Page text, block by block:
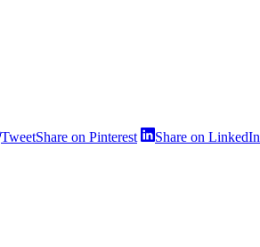
TweetShare on Pinterest Share on LinkedIn